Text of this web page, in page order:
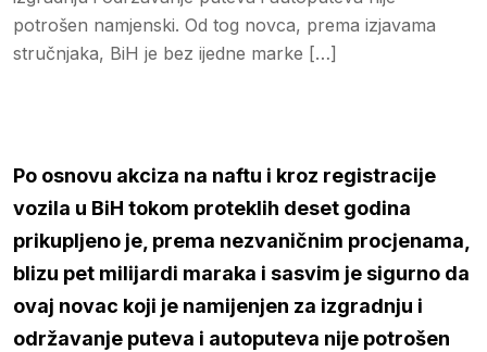
potrošen namjenski. Od tog novca, prema izjavama
stručnjaka, BiH je bez ijedne marke […]
Po osnovu akciza na naftu i kroz registracije
vozila u BiH tokom proteklih deset godina
prikupljeno je, prema nezvaničnim procjenama,
blizu pet milijardi maraka i sasvim je sigurno da
ovaj novac koji je namijenjen za izgradnju i
održavanje puteva i autoputeva nije potrošen